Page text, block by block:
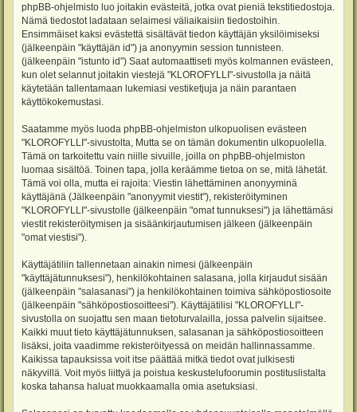
phpBB-ohjelmisto luo joitakin evästeitä, jotka ovat pieniä tekstitiedostoja.
Nämä tiedostot ladataan selaimesi väliaikaisiin tiedostoihin.
Ensimmäiset kaksi evästettä sisältävät tiedon käyttäjän yksilöimiseksi
(jälkeenpäin "käyttäjän id") ja anonyymin session tunnisteen.
(jälkeenpäin "istunto id") Saat automaattiseti myös kolmannen evästeen,
kun olet selannut joitakin viestejä "KLOROFYLLI"-sivustolla ja näitä
käytetään tallentamaan lukemiasi vestiketjuja ja näin parantaen
käyttökokemustasi.
Saatamme myös luoda phpBB-ohjelmiston ulkopuolisen evästeen
"KLOROFYLLI"-sivustolta, Mutta se on tämän dokumentin ulkopuolella.
Tämä on tarkoitettu vain niille sivuille, joilla on phpBB-ohjelmiston
luomaa sisältöä. Toinen tapa, jolla keräämme tietoa on se, mitä lähetät.
Tämä voi olla, mutta ei rajoita: Viestin lähettäminen anonyyminä
käyttäjänä (Jälkeenpäin "anonyymit viestit"), rekisteröityminen
"KLOROFYLLI"-sivustolle (jälkeenpäin "omat tunnuksesi") ja lähettämäsi
viestit rekisteröitymisen ja sisäänkirjautumisen jälkeen (jälkeenpäin
"omat viestisi").
Käyttäjätiliin tallennetaan ainakin nimesi (jälkeenpäin
"käyttäjätunnuksesi"), henkilökohtainen salasana, jolla kirjaudut sisään
(jälkeenpäin "salasanasi") ja henkilökohtainen toimiva sähköpostiosoite
(jälkeenpäin "sähköpostiosoitteesi"). Käyttäjätilisi "KLOROFYLLI"-
sivustolla on suojattu sen maan tietoturvalailla, jossa palvelin sijaitsee.
Kaikki muut tieto käyttäjätunnuksen, salasanan ja sähköpostiosoitteen
lisäksi, joita vaadimme rekisteröityessä on meidän hallinnassamme.
Kaikissa tapauksissa voit itse päättää mitkä tiedot ovat julkisesti
näkyvillä. Voit myös liittyä ja poistua keskustelufoorumin postituslistalta
koska tahansa haluat muokkaamalla omia asetuksiasi.